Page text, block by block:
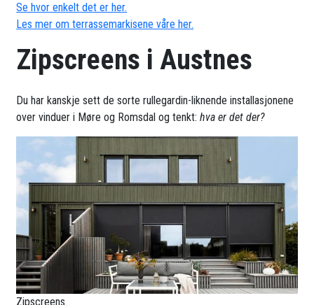
Se hvor enkelt det er her.
Les mer om terrassemarkisene våre her.
Zipscreens i Austnes
Du har kanskje sett de sorte rullegardin-liknende installasjonene
over vinduer i Møre og Romsdal og tenkt:hva er det der?
Zipscreens.